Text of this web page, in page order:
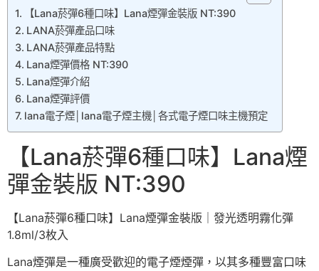
【Lana菸彈6種口味】Lana煙彈金裝版 NT:390
LANA菸彈產品口味
LANA菸彈產品特點
Lana煙彈價格 NT:390
Lana煙彈介紹
Lana煙彈評價
lana電子煙│lana電子煙主機│各式電子煙口味主機預定
【Lana菸彈6種口味】Lana煙
彈金裝版 NT:390
【Lana菸彈6種口味】Lana煙彈金裝版｜發光透明霧化彈
1.8ml/3枚入
Lana煙彈是一種廣受歡迎的電子煙煙彈，以其多種豐富口味